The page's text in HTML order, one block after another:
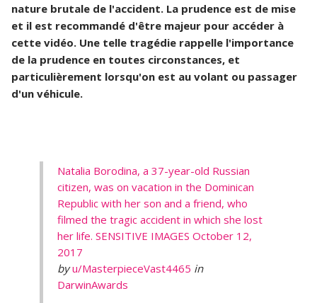
nature brutale de l'accident. La prudence est de mise
et il est recommandé d'être majeur pour accéder à
cette vidéo. Une telle tragédie rappelle l'importance
de la prudence en toutes circonstances, et
particulièrement lorsqu'on est au volant ou passager
d'un véhicule.
Natalia Borodina, a 37-year-old Russian
citizen, was on vacation in the Dominican
Republic with her son and a friend, who
filmed the tragic accident in which she lost
her life. SENSITIVE IMAGES October 12,
2017
byu/MasterpieceVast4465 in
DarwinAwards